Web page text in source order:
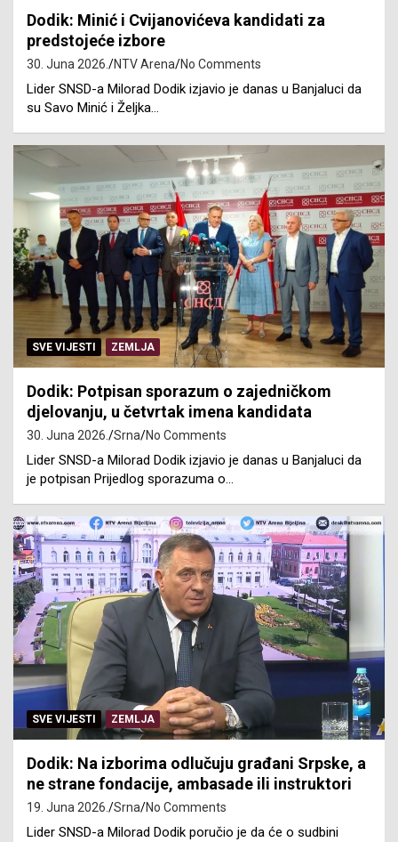
Dodik: Minić i Cvijanovićeva kandidati za
predstojeće izbore
30. Juna 2026. NTV Arena No Comments
Lider SNSD-a Milorad Dodik izjavio je danas u Banjaluci da
su Savo Minić i Željka…
SVE VIJESTI ZEMLJA
Dodik: Potpisan sporazum o zajedničkom
djelovanju, u četvrtak imena kandidata
30. Juna 2026. Srna No Comments
Lider SNSD-a Milorad Dodik izjavio je danas u Banjaluci da
je potpisan Prijedlog sporazuma o…
SVE VIJESTI ZEMLJA
Dodik: Na izborima odlučuju građani Srpske, a
ne strane fondacije, ambasade ili instruktori
19. Juna 2026. Srna No Comments
Lider SNSD-a Milorad Dodik poručio je da će o sudbini